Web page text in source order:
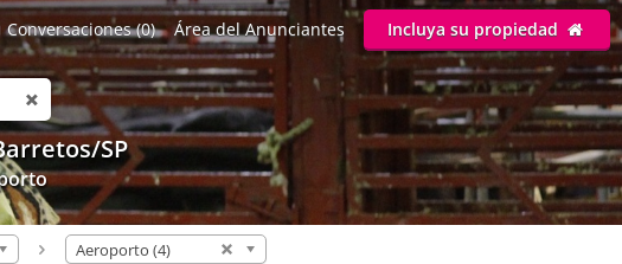
SP
Conversaciones (0) Área del Anunciantes Incluya su propiedad
Aeroporto (4)